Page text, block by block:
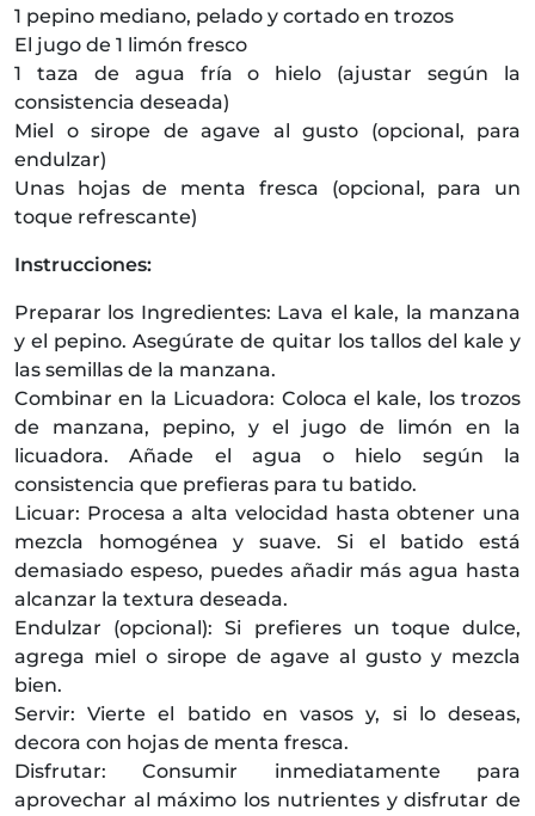
1 pepino mediano, pelado y cortado en trozos
El jugo de 1 limón fresco
1 taza de agua fría o hielo (ajustar según la
consistencia deseada)
Miel o sirope de agave al gusto (opcional, para
endulzar)
Unas hojas de menta fresca (opcional, para un
toque refrescante)
Instrucciones:
Preparar los Ingredientes: Lava el kale, la manzana
y el pepino. Asegúrate de quitar los tallos del kale y
las semillas de la manzana.
Combinar en la Licuadora: Coloca el kale, los trozos
de manzana, pepino, y el jugo de limón en la
licuadora. Añade el agua o hielo según la
consistencia que prefieras para tu batido.
Licuar: Procesa a alta velocidad hasta obtener una
mezcla homogénea y suave. Si el batido está
demasiado espeso, puedes añadir más agua hasta
alcanzar la textura deseada.
Endulzar (opcional): Si prefieres un toque dulce,
agrega miel o sirope de agave al gusto y mezcla
bien.
Servir: Vierte el batido en vasos y, si lo deseas,
decora con hojas de menta fresca.
Disfrutar: Consumir inmediatamente para
aprovechar al máximo los nutrientes y disfrutar de